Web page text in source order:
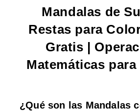
Mandalas de
Restas para
Gratis |
Matemáticas
¿Qué son las Mandalas